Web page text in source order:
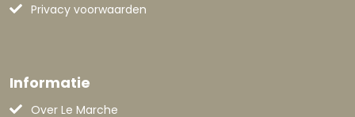
Privacy voorwaarden
Informatie
Over Le Marche